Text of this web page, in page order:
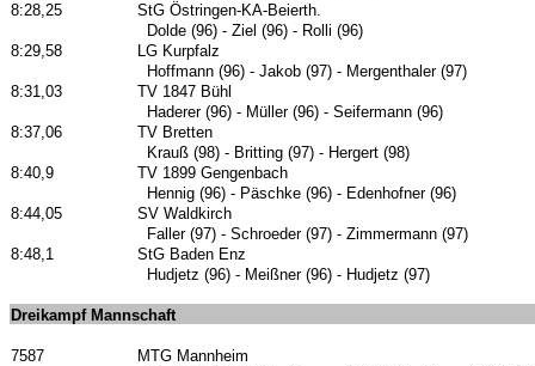
8:28,25
StG Östringen-KA-Beierth.
Dolde (96) - Ziel (96) - Rolli (96)
8:29,58
LG Kurpfalz
Hoffmann (96) - Jakob (97) - Mergenthaler (97)
8:31,03
TV 1847 Bühl
Haderer (96) - Müller (96) - Seifermann (96)
8:37,06
TV Bretten
Krauß (98) - Britting (97) - Hergert (98)
8:40,9
TV 1899 Gengenbach
Hennig (96) - Päschke (96) - Edenhofner (96)
8:44,05
SV Waldkirch
Faller (97) - Schroeder (97) - Zimmermann (97)
8:48,1
StG Baden Enz
Hudjetz (96) - Meißner (96) - Hudjetz (97)
Dreikampf Mannschaft
7587
MTG Mannheim